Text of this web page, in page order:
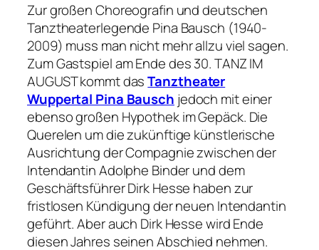
Zur großen Choreografin und deutschen
Tanztheaterlegende Pina Bausch (1940-
2009) muss man nicht mehr allzu viel sagen.
Zum Gastspiel am Ende des 30. TANZ IM
AUGUST kommt dasTanztheater
Wuppertal Pina Bausch jedoch mit einer
ebenso großen Hypothek im Gepäck. Die
Querelen um die zukünftige künstlerische
Ausrichtung der Compagnie zwischen der
Intendantin Adolphe Binder und dem
Geschäftsführer Dirk Hesse haben zur
fristlosen Kündigung der neuen Intendantin
geführt. Aber auch Dirk Hesse wird Ende
diesen Jahres seinen Abschied nehmen.